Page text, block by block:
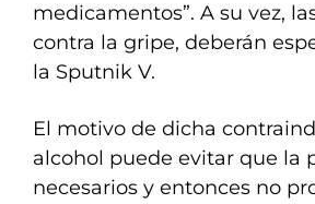
medicamentos”. A su vez,
contra la gripe, deberán
la Sputnik V.
El motivo de dicha
alcohol puede evitar que la
necesarios y entonces no